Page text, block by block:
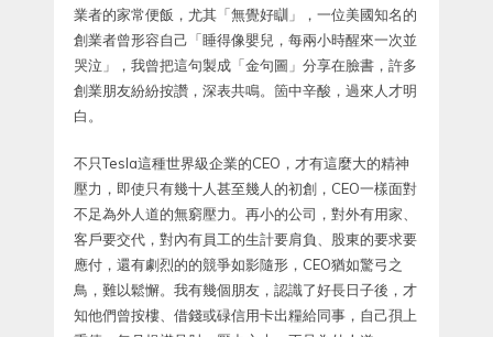
業者的家常便飯，尤其「無覺好瞓」，一位美國知名的
創業者曾形容自己「睡得像嬰兒，每兩小時醒來一次並
哭泣」，我曾把這句製成「金句圖」分享在臉書，許多
創業朋友紛紛按讚，深表共鳴。箇中辛酸，過來人才明
白。
不只Tesla這種世界級企業的CEO，才有這麼大的精神
壓力，即使只有幾十人甚至幾人的初創，CEO一樣面對
不足為外人道的無窮壓力。再小的公司，對外有用家、
客戶要交代，對內有員工的生計要肩負、股東的要求要
應付，還有劇烈的的競爭如影隨形，CEO猶如驚弓之
鳥，難以鬆懈。我有幾個朋友，認識了好長日子後，才
知他們曾按樓、借錢或碌信用卡出糧給同事，自己孭上